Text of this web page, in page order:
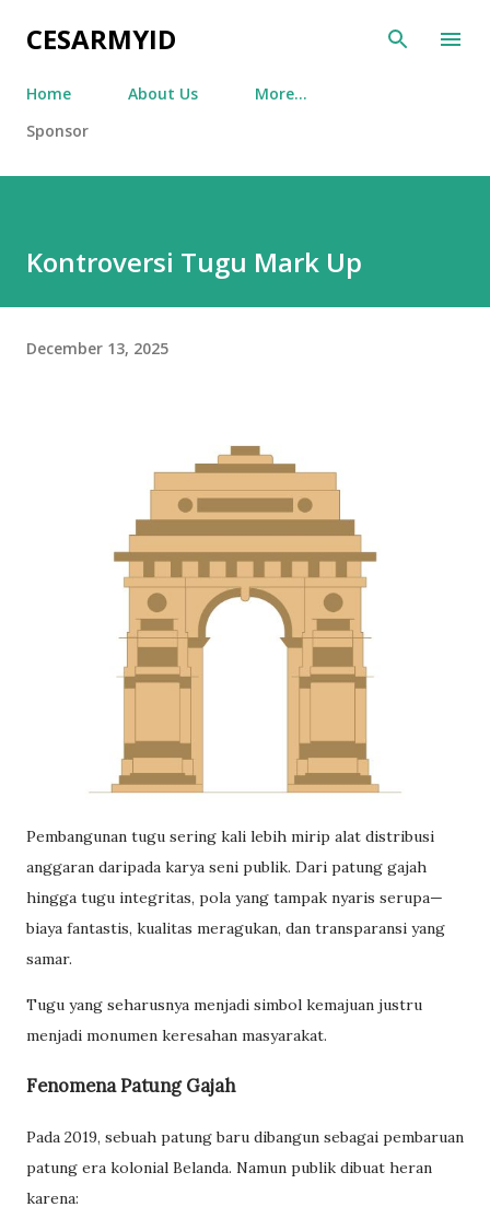
Skip to main content
CESARMYID
Home About Us
More…
Sponsor
Kontroversi Tugu Mark Up
December 13, 2025
Pembangunan tugu sering kali lebih mirip alat distribusi
anggaran daripada karya seni publik. Dari patung gajah
hingga tugu integritas, pola yang tampak nyaris serupa—
biaya fantastis, kualitas meragukan, dan transparansi yang
samar.
Tugu yang seharusnya menjadi simbol kemajuan justru
menjadi monumen keresahan masyarakat.
Fenomena Patung Gajah
Pada 2019, sebuah patung baru dibangun sebagai pembaruan
patung era kolonial Belanda. Namun publik dibuat heran
karena: